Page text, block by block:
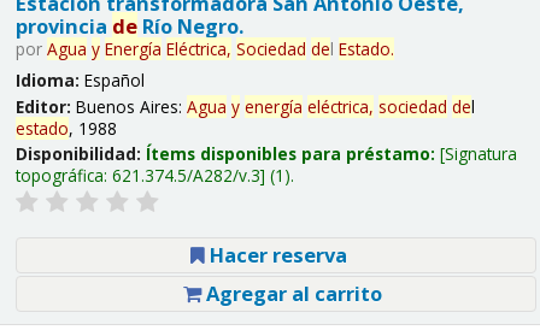
provincia deRío Negro.
por Agua y Energía Eléctrica, Sociedad del Estado.
Idioma: Español
Editor: Buenos Aires: Agua y energía eléctrica, sociedad del
estado, 1988
Disponibilidad: Ítems disponibles para préstamo: Signatura
topográfica: 621.374.5/A282/v.3 (1).
Hacer reserva
Agregar al carrito